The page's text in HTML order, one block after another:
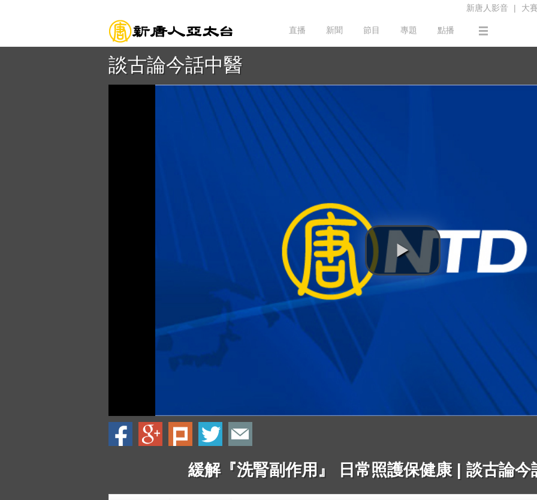
新唐人影音 | 大賽
直播 新聞 節目 專題 點播
談古論今話中醫
緩解『洗腎副作用』 日常照護保健康 | 談古論今